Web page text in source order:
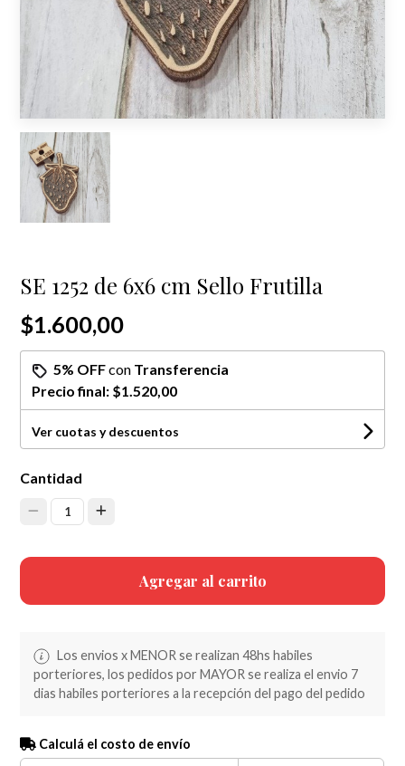
SE 1252 de 6x6 cm Sello Frutilla
$1.600,00
5% OFFcon Transferencia
Precio final: $1.520,00
Ver cuotas y descuentos
Cantidad
1
Agregar al carrito
Los envios x MENOR se realizan 48hs habiles
porteriores, los pedidos por MAYOR se realiza el envio 7
dias habiles porteriores a la recepción del pago del pedido
Calculá el costo de envío